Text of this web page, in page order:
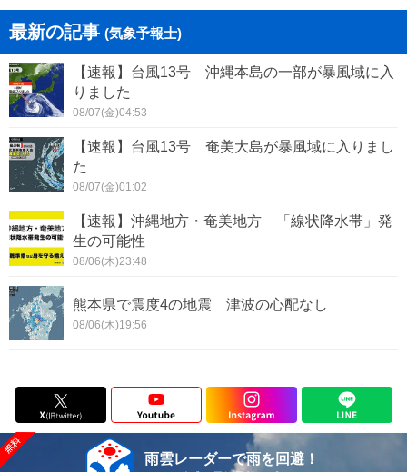
最新の記事 (気象予報士)
【速報】台風13号 沖縄本島の一部が暴風域に入
りました
08/07(金)04:53
【速報】台風13号 奄美大島が暴風域に入りまし
た
08/07(金)01:02
【速報】沖縄地方・奄美地方 「線状降水帯」発
生の可能性
08/06(木)23:48
熊本県で震度4の地震 津波の心配なし
08/06(木)19:56
雨雲レーダーで雨を回避！